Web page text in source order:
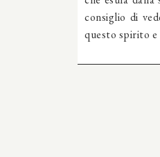
consiglio di
questo spirito e